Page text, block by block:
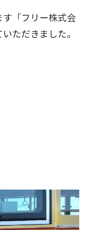
「フリー株式会
ただきました。